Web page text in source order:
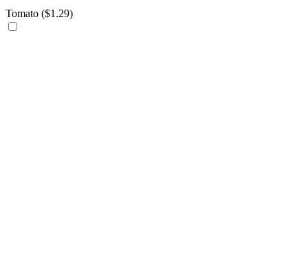
Tomato ($1.29)